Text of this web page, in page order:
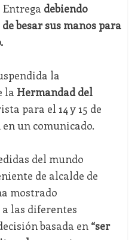
debiendo
besar sus manos para
la
la Hermandad del
para el 14 y 15 de
un comunicado.
del mundo
de alcalde de
mostrado
las diferentes
basada en “ser